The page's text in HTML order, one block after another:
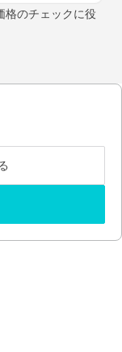
格のチェックに役